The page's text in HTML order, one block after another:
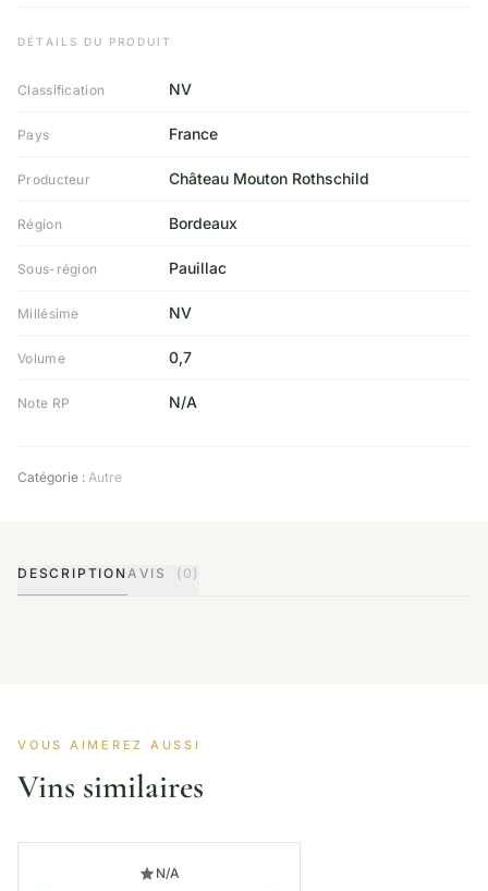
DÉTAILS DU PRODUIT
Classification NV
Pays France
Producteur Château Mouton Rothschild
Région Bordeaux
Sous-région Pauillac
Millésime NV
Volume 0,7
Note RP N/A
Catégorie : Autre
DESCRIPTION AVIS (0)
VOUS AIMEREZ AUSSI
Vins similaires
N/A